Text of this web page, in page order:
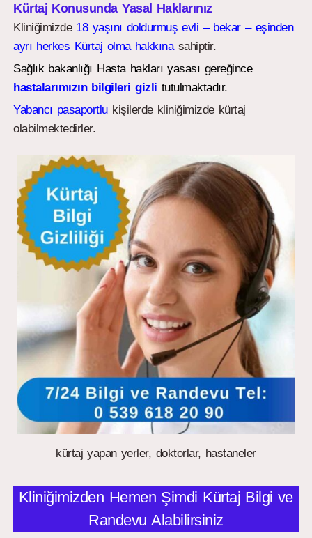
Kürtaj Konusunda Yasal Haklarınız
Kliniğimizde18 yaşını doldurmuş evli – bekar – eşinden
ayrı herkes Kürtaj olma hakkınasahiptir.
Sağlık bakanlığı Hasta hakları yasası gereğince
hastalarımızın bilgileri gizli tutulmaktadır.
Yabancı pasaportlukişilerde kliniğimizde kürtaj
olabilmektedirler.
kürtaj yapan yerler, doktorlar, hastaneler
Kliniğimizden Hemen Şimdi Kürtaj Bilgi ve
Randevu Alabilirsiniz